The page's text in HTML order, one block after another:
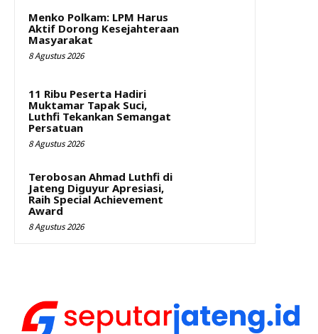
Menko Polkam: LPM Harus
Aktif Dorong Kesejahteraan
Masyarakat
8 Agustus 2026
11 Ribu Peserta Hadiri
Muktamar Tapak Suci,
Luthfi Tekankan Semangat
Persatuan
8 Agustus 2026
Terobosan Ahmad Luthfi di
Jateng Diguyur Apresiasi,
Raih Special Achievement
Award
8 Agustus 2026